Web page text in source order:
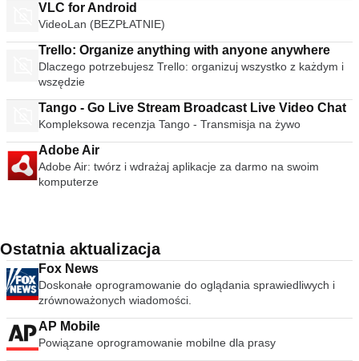
VLC for Android
VideoLan (BEZPŁATNIE)
Trello: Organize anything with anyone anywhere
Dlaczego potrzebujesz Trello: organizuj wszystko z każdym i
wszędzie
Tango - Go Live Stream Broadcast Live Video Chat
Kompleksowa recenzja Tango - Transmisja na żywo
Adobe Air
Adobe Air: twórz i wdrażaj aplikacje za darmo na swoim
komputerze
Ostatnia aktualizacja
Fox News
Doskonałe oprogramowanie do oglądania sprawiedliwych i
zrównoważonych wiadomości.
AP Mobile
Powiązane oprogramowanie mobilne dla prasy